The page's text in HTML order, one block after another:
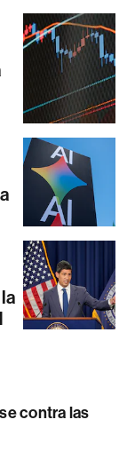
contra las